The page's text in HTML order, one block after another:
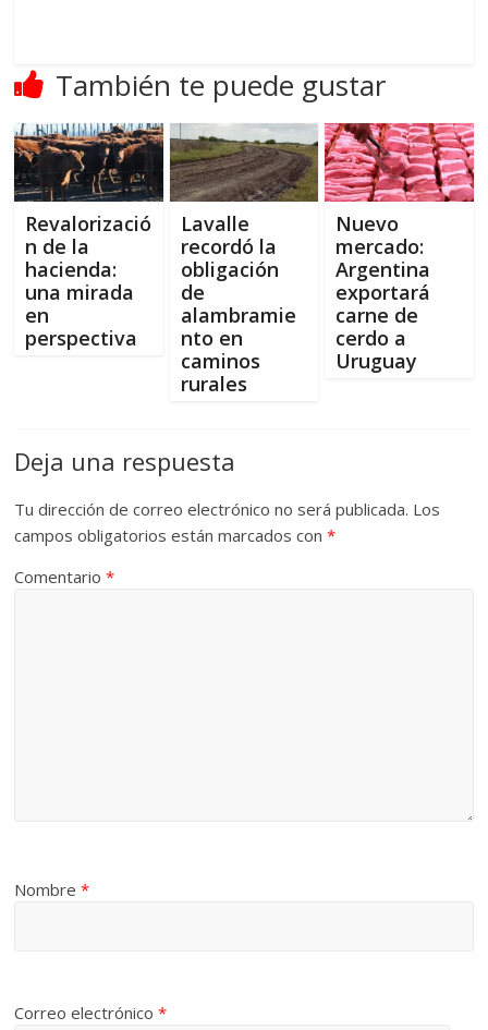
También te puede gustar
Revalorizació
n de la
hacienda:
una mirada
en
perspectiva
Lavalle
recordó la
obligación
de
alambramie
nto en
caminos
rurales
Nuevo
mercado:
Argentina
exportará
carne de
cerdo a
Uruguay
Deja una respuesta
Tu dirección de correo electrónico no será publicada. Los
campos obligatorios están marcados con*
Comentario*
Nombre*
Correo electrónico*